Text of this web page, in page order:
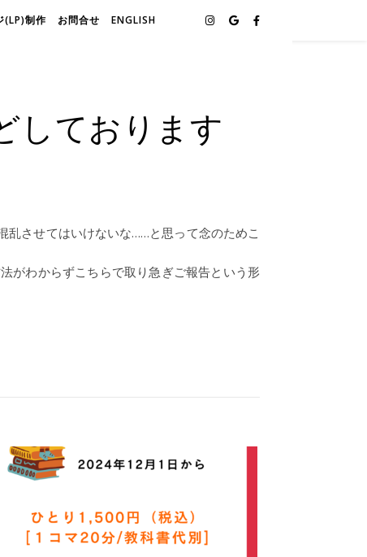
(LP)制作 お問合せ ENGLISH
しております
乱させてはいけないな……と思って念のためこ
がわからずこちらで取り急ぎご報告という形